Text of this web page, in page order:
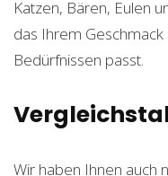
Katzen, Bären, Eulen
das Ihrem
Bedürfnissen passt.
Wir haben Ihnen auch